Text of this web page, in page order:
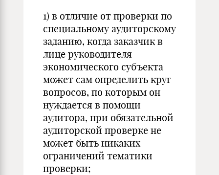
1) в отличие от проверки по
специальному аудиторскому
заданию, когда заказчик в
лице руководителя
экономического субъекта
может сам определить круг
вопросов, по которым он
нуждается в помощи
аудитора, при обязательной
аудиторской проверке не
может быть никаких
ограничений тематики
проверки;